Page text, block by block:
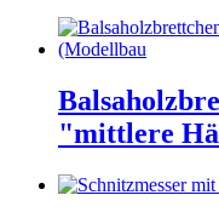
"mittlere